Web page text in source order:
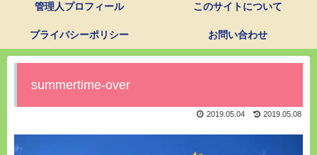
管理人プロフィール このサイトについて
プライバシーポリシー お問い合わせ
summertime-over
2019.05.08
2019.05.04